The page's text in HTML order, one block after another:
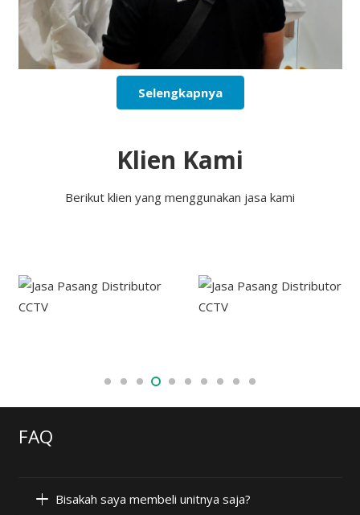
Selengkapnya
Klien Kami
Berikut klien yang menggunakan jasa kami
FAQ
Bisakah saya membeli unitnya saja?